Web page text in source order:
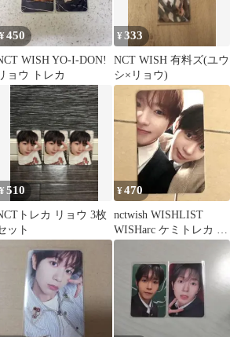
¥450
WISH YO-I-DON!
ョウ トレカ
¥333
NCT WISH 有料ズ(ユウ
シ×リョウ)
¥510
トレカ リョウ 3枚
ット
¥470
nctwish WISHLIST
WISHarc ケミトレカ サ
クヤ リョウ